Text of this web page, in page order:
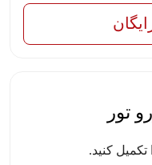
تور
کنید.